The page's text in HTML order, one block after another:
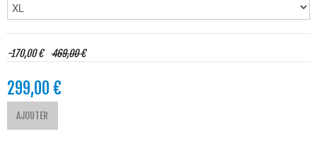
-170,00 € 469,00 €
299,00 €
AJOUTER